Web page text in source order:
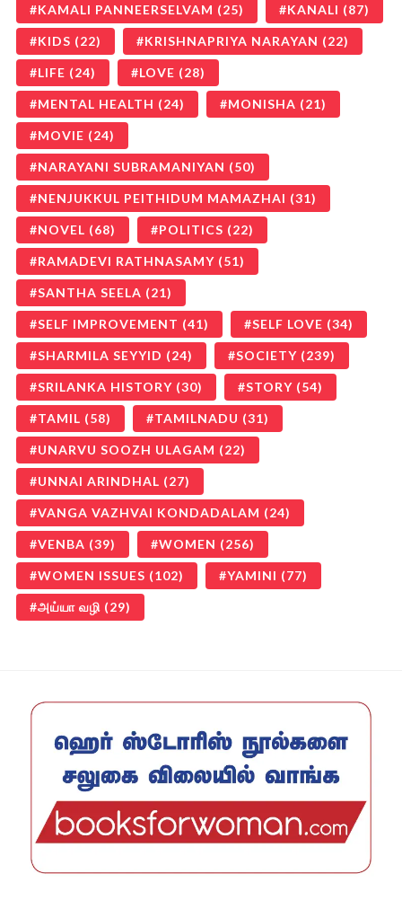
KAMALI PANNEERSELVAM (25) KANALI (87)
KIDS (22) KRISHNAPRIYA NARAYAN (22)
LIFE (24) LOVE (28)
MENTAL HEALTH (24) MONISHA (21)
MOVIE (24)
NARAYANI SUBRAMANIYAN (50)
NENJUKKUL PEITHIDUM MAMAZHAI (31)
NOVEL (68) POLITICS (22)
RAMADEVI RATHNASAMY (51)
SANTHA SEELA (21)
SELF IMPROVEMENT (41) SELF LOVE (34)
SHARMILA SEYYID (24) SOCIETY (239)
SRILANKA HISTORY (30) STORY (54)
TAMIL (58) TAMILNADU (31)
UNARVU SOOZH ULAGAM (22)
UNNAI ARINDHAL (27)
VANGA VAZHVAI KONDADALAM (24)
VENBA (39) WOMEN (256)
WOMEN ISSUES (102) YAMINI (77)
அய்யா வழி (29)